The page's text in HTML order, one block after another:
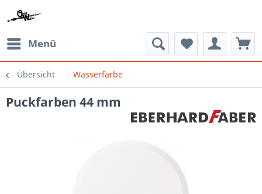
Menü
Übersicht Wasserfarbe
Puckfarben 44 mm